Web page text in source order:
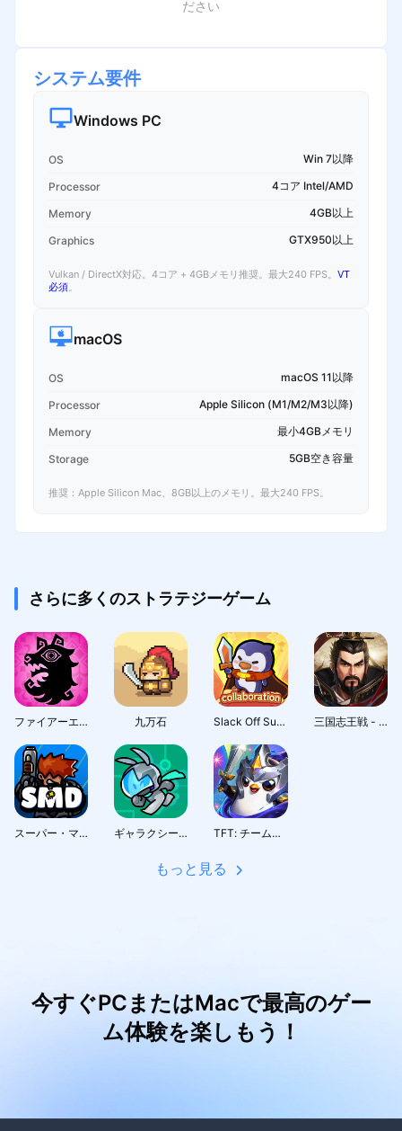
ださい
システム要件
Windows PC
OS Win 7以降
Processor 4コア Intel/AMD
Memory 4GB以上
Graphics GTX950以上
Vulkan / DirectX対応。4コア + 4GBメモリ推奨。最大240 FPS。 VT
必須。
macOS
OS macOS 11以降
Processor Apple Silicon (M1/M2/M3以降)
Memory 最小4GBメモリ
Storage 5GB空き容量
推奨：Apple Silicon Mac、8GB以上のメモリ。最大240 FPS。
さらに多くのストラテジーゲーム
ファイアーエムブレム シャドウズ 九万石 Slack Off Survivor 三国志王戦 - 渡邉義浩教授、絶賛の話題作
スーパー・マリーン・ディフェンス ギャラクシーガード TFT: チームファイト タクティクス
もっと見る
今すぐPCまたはMacで最高のゲー
ム体験を楽しもう！